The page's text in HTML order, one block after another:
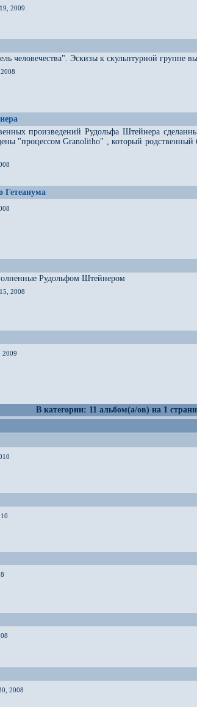
2009
человечества". Эскизы к скульптурной
произведений Рудольфа Штейнера
"процессом Granolitho" , который
Гетеанума
Рудольфом Штейнером
2008
2009
В категории: 11 альбом(а/ов) на 1
2008